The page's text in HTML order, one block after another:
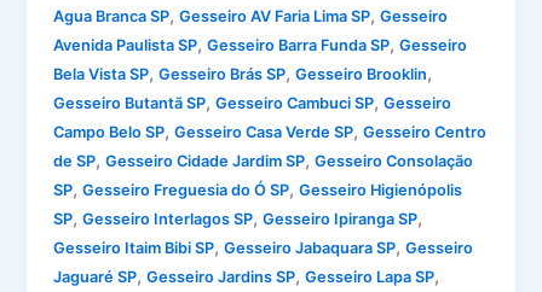
Agua Branca SP,Gesseiro AV Faria Lima SP,Gesseiro
Avenida Paulista SP,Gesseiro Barra Funda SP,Gesseiro
Bela Vista SP,Gesseiro Brás SP,Gesseiro Brooklin,
Gesseiro Butantã SP,Gesseiro Cambuci SP,Gesseiro
Campo Belo SP,Gesseiro Casa Verde SP,Gesseiro Centro
de SP,Gesseiro Cidade Jardim SP,Gesseiro Consolação
SP,Gesseiro Freguesia do Ó SP,Gesseiro Higienópolis
SP,Gesseiro Interlagos SP,Gesseiro Ipiranga SP,
Gesseiro Itaim Bibi SP,Gesseiro Jabaquara SP,Gesseiro
Jaguaré SP,Gesseiro Jardins SP,Gesseiro Lapa SP,